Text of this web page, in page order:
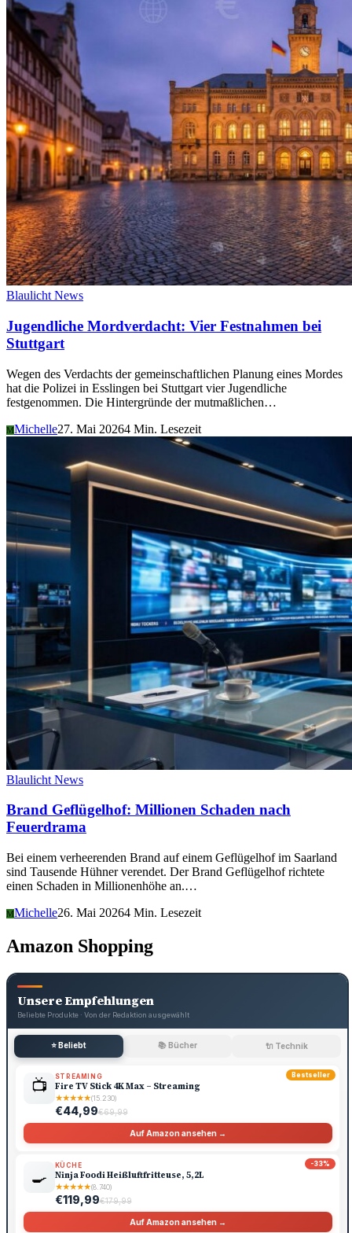
Blaulicht News
Jugendliche Mordverdacht: Vier Festnahmen bei
Stuttgart
Wegen des Verdachts der gemeinschaftlichen Planung eines Mordes
hat die Polizei in Esslingen bei Stuttgart vier Jugendliche
festgenommen. Die Hintergründe der mutmaßlichen…
MMichelle27. Mai 20264 Min. Lesezeit
Blaulicht News
Brand Geflügelhof: Millionen Schaden nach
Feuerdrama
Bei einem verheerenden Brand auf einem Geflügelhof im Saarland
sind Tausende Hühner verendet. Der Brand Geflügelhof richtete
einen Schaden in Millionenhöhe an.…
MMichelle26. Mai 20264 Min. Lesezeit
Amazon Shopping
Unsere Empfehlungen
Beliebte Produkte · Von der Redaktion ausgewählt
⭐ Beliebt 📚 Bücher 🔌 Technik
Bestseller
📺 STREAMING
Fire TV Stick 4K Max – Streaming
★★★★★(15.230)
€44,99€69,99
Auf Amazon ansehen →
-33%
🍳
KÜCHE
Ninja Foodi Heißluftfritteuse, 5,2L
★★★★★(8.740)
€119,99€179,99
Auf Amazon ansehen →